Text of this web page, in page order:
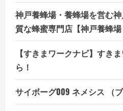
神戸養蜂場・養蜂場を営む
質な蜂蜜専門店【神戸養蜂場
【すきまワークナビ】すき
ら！
サイボーグ009 ネメシス （